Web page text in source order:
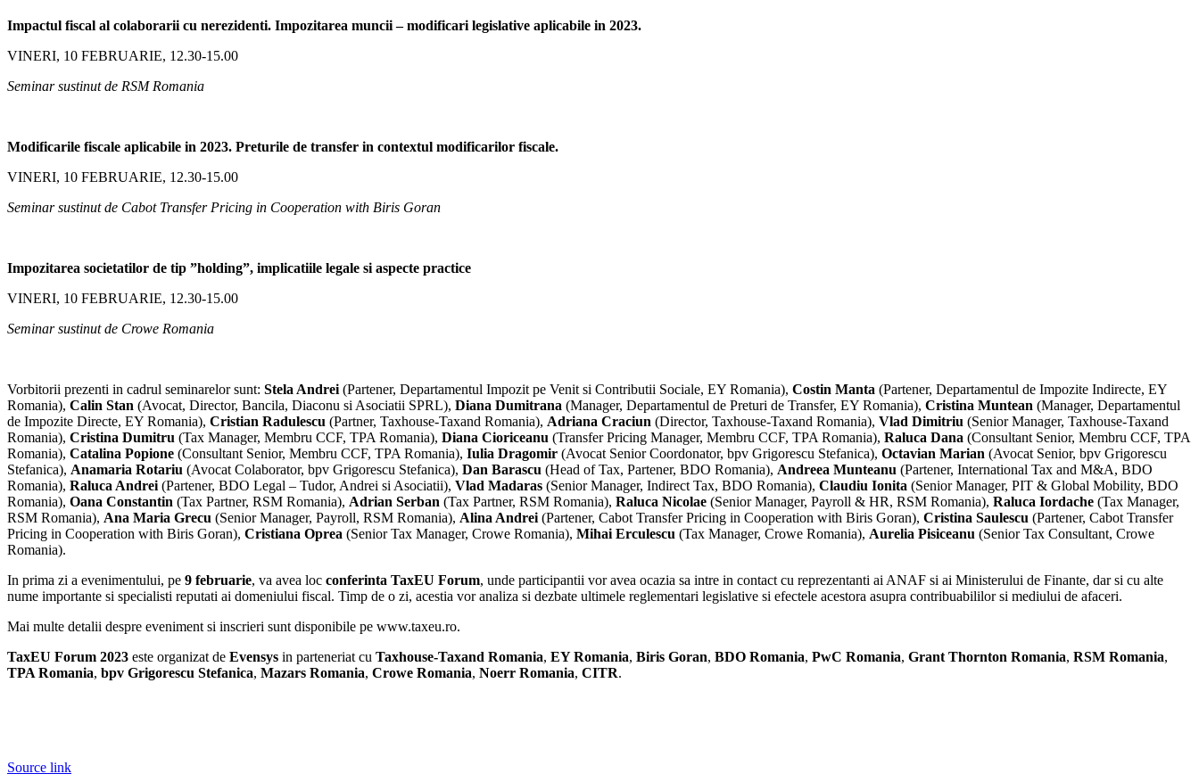
Impactul fiscal al colaborarii cu nerezidenti. Impozitarea muncii – modificari legislative aplicabile in 2023.
VINERI, 10 FEBRUARIE, 12.30-15.00
Seminar sustinut de RSM Romania
Modificarile fiscale aplicabile in 2023. Preturile de transfer in contextul modificarilor fiscale.
VINERI, 10 FEBRUARIE, 12.30-15.00
Seminar sustinut de Cabot Transfer Pricing in Cooperation with Biris Goran
Impozitarea societatilor de tip ”holding”, implicatiile legale si aspecte practice
VINERI, 10 FEBRUARIE, 12.30-15.00
Seminar sustinut de Crowe Romania
Vorbitorii prezenti in cadrul seminarelor sunt: Stela Andrei (Partener, Departamentul Impozit pe Venit si Contributii Sociale, EY Romania), Costin Manta (Partener, Departamentul de Impozite Indirecte, EY
Romania), Calin Stan (Avocat, Director, Bancila, Diaconu si Asociatii SPRL), Diana Dumitrana (Manager, Departamentul de Preturi de Transfer, EY Romania), Cristina Muntean (Manager, Departamentul
de Impozite Directe, EY Romania), Cristian Radulescu (Partner, Taxhouse-Taxand Romania), Adriana Craciun (Director, Taxhouse-Taxand Romania), Vlad Dimitriu (Senior Manager, Taxhouse-Taxand
Romania), Cristina Dumitru (Tax Manager, Membru CCF, TPA Romania), Diana Cioriceanu (Transfer Pricing Manager, Membru CCF, TPA Romania), Raluca Dana (Consultant Senior, Membru CCF, TPA
Romania), Catalina Popione (Consultant Senior, Membru CCF, TPA Romania), Iulia Dragomir (Avocat Senior Coordonator, bpv Grigorescu Stefanica), Octavian Marian (Avocat Senior, bpv Grigorescu
Stefanica), Anamaria Rotariu (Avocat Colaborator, bpv Grigorescu Stefanica), Dan Barascu (Head of Tax, Partener, BDO Romania), Andreea Munteanu (Partener, International Tax and M&A, BDO
Romania), Raluca Andrei (Partener, BDO Legal – Tudor, Andrei si Asociatii), Vlad Madaras (Senior Manager, Indirect Tax, BDO Romania), Claudiu Ionita (Senior Manager, PIT & Global Mobility, BDO
Romania), Oana Constantin (Tax Partner, RSM Romania), Adrian Serban (Tax Partner, RSM Romania), Raluca Nicolae (Senior Manager, Payroll & HR, RSM Romania), Raluca Iordache (Tax Manager,
RSM Romania), Ana Maria Grecu (Senior Manager, Payroll, RSM Romania), Alina Andrei (Partener, Cabot Transfer Pricing in Cooperation with Biris Goran), Cristina Saulescu (Partener, Cabot Transfer
Pricing in Cooperation with Biris Goran), Cristiana Oprea (Senior Tax Manager, Crowe Romania), Mihai Erculescu (Tax Manager, Crowe Romania), Aurelia Pisiceanu (Senior Tax Consultant, Crowe
Romania).
In prima zi a evenimentului, pe 9 februarie, va avea loc conferinta TaxEU Forum, unde participantii vor avea ocazia sa intre in contact cu reprezentanti ai ANAF si ai Ministerului de Finante, dar si cu alte
nume importante si specialisti reputati ai domeniului fiscal. Timp de o zi, acestia vor analiza si dezbate ultimele reglementari legislative si efectele acestora asupra contribuabililor si mediului de afaceri.
Mai multe detalii despre eveniment si inscrieri sunt disponibile pe www.taxeu.ro.
TaxEU Forum 2023 este organizat de Evensys in parteneriat cu Taxhouse-Taxand Romania, EY Romania, Biris Goran, BDO Romania, PwC Romania, Grant Thornton Romania, RSM Romania,
TPA Romania, bpv Grigorescu Stefanica, Mazars Romania, Crowe Romania, Noerr Romania, CITR.
Source link